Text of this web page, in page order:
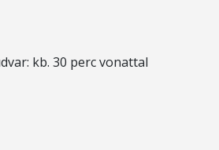
kb. 30 perc vonattal